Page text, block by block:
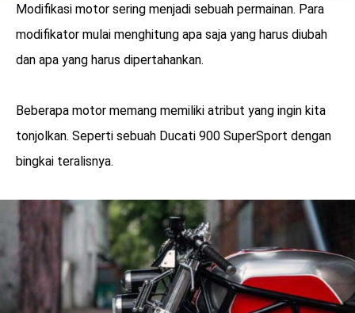
menarik
Modifikasi motor sering menjadi sebuah permainan. Para
modifikator mulai menghitung apa saja yang harus diubah
dan apa yang harus dipertahankan.
Beberapa motor memang memiliki atribut yang ingin kita
tonjolkan. Seperti sebuah Ducati 900 SuperSport dengan
bingkai teralisnya.